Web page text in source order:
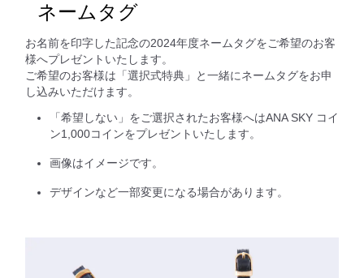
ネームタグ
お名前を印字した記念の2024年度ネームタグをご希望のお客
様へプレゼントいたします。
ご希望のお客様は「選択式特典」と一緒にネームタグをお申
し込みいただけます。
「希望しない」をご選択されたお客様へはANA SKY コイ
ン1,000コインをプレゼントいたします。
画像はイメージです。
デザインなど一部変更になる場合があります。